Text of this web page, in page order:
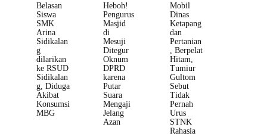
Belasan
Siswa
SMK
Arina
Sidikalan
g
dilarikan
ke RSUD
Sidikalan
g, Diduga
Akibat
Konsumsi
MBG
Heboh!
Pengurus
Masjid
di
Mesuji
Ditegur
Oknum
DPRD
karena
Putar
Suara
Mengaji
Jelang
Azan
Mobil
Dinas
Ketapang
dan
Pertanian
, Berpelat
Hitam,
Tumiur
Gultom
Sebut
Tidak
Pernah
Urus
STNK
Rahasia